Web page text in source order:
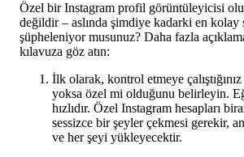
Özel bir Instagram profil görüntüleyicisi
değildir – aslında şimdiye kadarki en kolay
şüpheleniyor musunuz? Daha fazla
kılavuza göz atın:
İlk olarak, kontrol etmeye çalıştığınız
yoksa özel mi olduğunu belirleyin.
hızlıdır. Özel Instagram hesapları
sessizce bir şeyler çekmesi gerekir,
ve her şeyi yükleyecektir.